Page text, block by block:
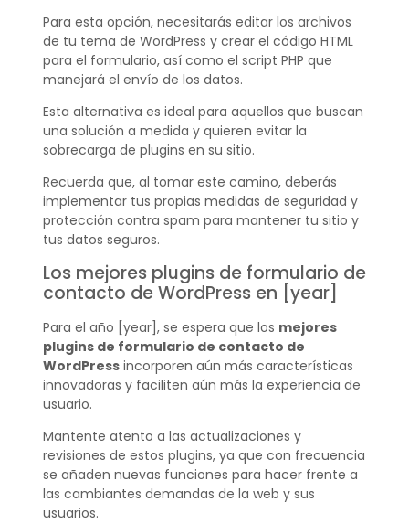
Para esta opción, necesitarás editar los archivos
de tu tema de WordPress y crear el código HTML
para el formulario, así como el script PHP que
manejará el envío de los datos.
Esta alternativa es ideal para aquellos que buscan
una solución a medida y quieren evitar la
sobrecarga de plugins en su sitio.
Recuerda que, al tomar este camino, deberás
implementar tus propias medidas de seguridad y
protección contra spam para mantener tu sitio y
tus datos seguros.
Los mejores plugins de formulario de
contacto de WordPress en [year]
Para el año [year], se espera que los mejores
plugins de formulario de contacto de
WordPressincorporen aún más características
innovadoras y faciliten aún más la experiencia de
usuario.
Mantente atento a las actualizaciones y
revisiones de estos plugins, ya que con frecuencia
se añaden nuevas funciones para hacer frente a
las cambiantes demandas de la web y sus
usuarios.